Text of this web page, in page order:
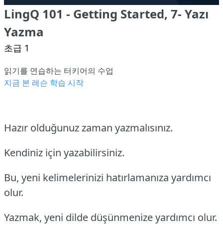
LingQ 101 - Getting Started, 7- Yazı
Yazma
초급 1
읽기를 연습하는 터키어의 수업
지금 본 레슨 학습 시작
Hazır olduğunuz zaman yazmalısınız.
Kendiniz için yazabilirsiniz.
Bu, yeni kelimelerinizi hatırlamanıza yardımcı
olur.
Yazmak, yeni dilde düşünmenize yardımcı olur.